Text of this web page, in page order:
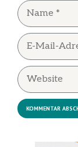
Name
E-
Mail-
Adresse
Website